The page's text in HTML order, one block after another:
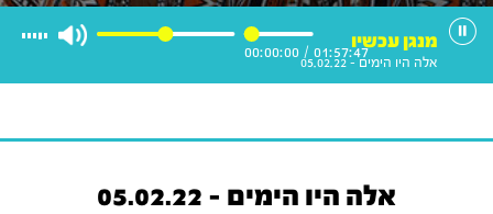
01:57:47
/
00:00:00
מנגן עכשיו
אלה היו הימים - 05.02.22
אלה היו הימים - 05.02.22